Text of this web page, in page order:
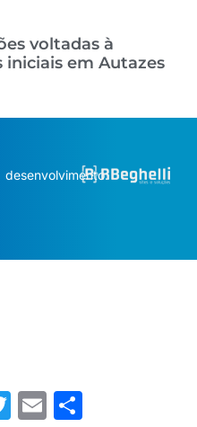
voltadas à
em Autazes
desenvolvimento:
TwitterEmail